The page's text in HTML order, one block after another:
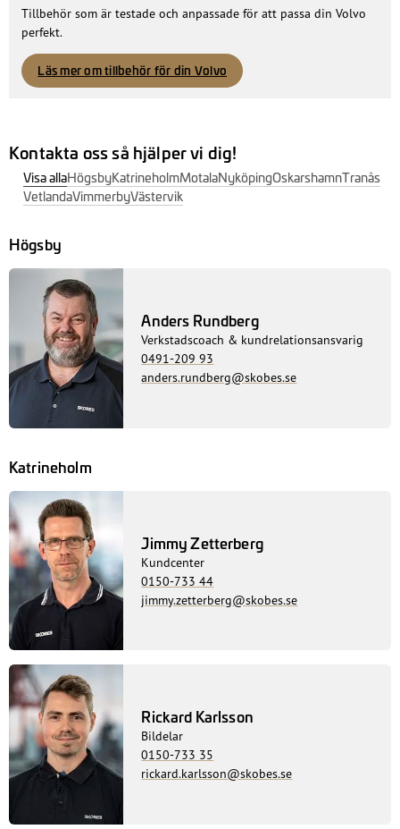
Tillbehör som är testade och anpassade för att passa din Volvo
perfekt.
Läs mer om tillbehör för din Volvo
Kontakta oss så hjälper vi dig!
Visa allaHögsbyKatrineholmMotalaNyköpingOskarshamnTranås
VetlandaVimmerbyVästervik
Högsby
Anders Rundberg
Verkstadscoach & kundrelationsansvarig
0491-209 93
anders.rundberg@skobes.se
Katrineholm
Jimmy Zetterberg
Kundcenter
0150-733 44
jimmy.zetterberg@skobes.se
Rickard Karlsson
Bildelar
0150-733 35
rickard.karlsson@skobes.se